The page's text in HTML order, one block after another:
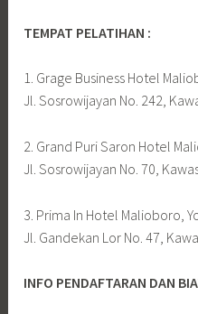
TEMPAT PELATIHAN :
1. Grage Business Hotel
Jl. Sosrowijayan No. 242,
2. Grand Puri Saron Hotel
Jl. Sosrowijayan No. 70,
3. Prima In Hotel Malioboro,
Jl. Gandekan Lor No. 47,
INFO PENDAFTARAN DAN